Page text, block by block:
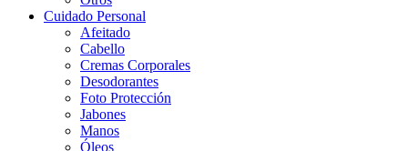
Cuidado Personal
Afeitado
Cabello
Cremas Corporales
Desodorantes
Foto Protección
Jabones
Manos
Óleos